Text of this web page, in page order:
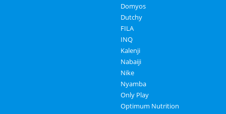
Domyos
Dutchy
FILA
INQ
Kalenji
Nabaiji
Nike
Nyamba
Only Play
Optimum Nutrition